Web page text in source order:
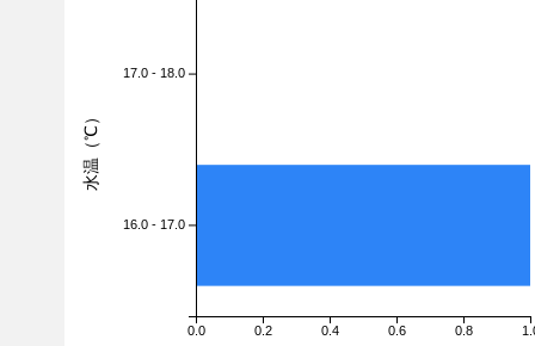
0.0 0.2 0.4 0.6 0.8
17.0 - 18.0
16.0 - 17.0
水温（℃）